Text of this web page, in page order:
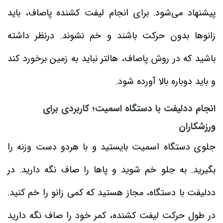
پیشنهاد می‌شود. برای انجام لیفت کشنده پاصاف، باید
زانوها بدون حرکت باشند و خم نشوند. درنظر داشته
باشید که در روش پاصاف، هالتر نباید به زمین برخورد کند
و باید دوباره بالا آورده شود.
انجام ددلیفت با دستگاه اسمیت؛ کاربردی برای
ورزشکاران
جلوی دستگاه اسمیت بایستید و با هردو دست وزنه را
بگیرید. به جلو خم شوید و پاها را صاف نگه دارید. در
ددلیفت با دستگاه، مجاز هستید که کمی زانو را خم کنید.
در طول حرکت لیفت کشنده، کمر خود را صاف نگه دارید